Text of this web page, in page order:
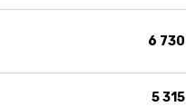
6 730
5 315